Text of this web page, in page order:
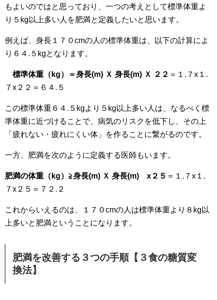
もよいのではと思っており、一つの考えとして標準体重よ
り５kg以上多い人を肥満と定義したいと思います。
例えば、身長１７０cmの人の標準体重は、以下の計算によ
り６４.５kgとなります。
標準体重（kg）＝身長(m) Ｘ 身長(m) Ｘ ２２ ＝１.７x１.
７x２２＝６４.５
この標準体重６４.５kgより５kg以上多い人は、なるべく標
準体重に近づけることで、病気のリスクを低下し、その上
「疲れない・疲れにくい体」を作ることに繋がるのです。
一方、肥満を次のように定義する医師もいます。
肥満の体重（kg）≧身長(m) Ｘ 身長(m) x２５ ＝１.７x１.
７x２５＝７２.２
これからいえるのは、１７０cmの人は標準体重より８kg以
上多いと肥満ということになります。
肥満を改善する３つの手順【３食の糖質変
換法】